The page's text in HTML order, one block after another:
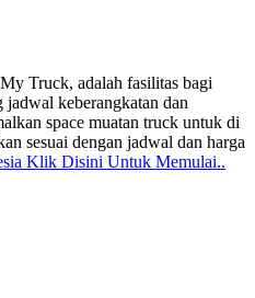
Truck, adalah fasilitas bagi
keberangkatan dan
space muatan truck untuk di
sesuai dengan jadwal dan harga
Klik Disini Untuk Memulai..